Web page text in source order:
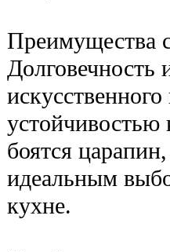
Преимущества
боятся
идеальным
кухне.